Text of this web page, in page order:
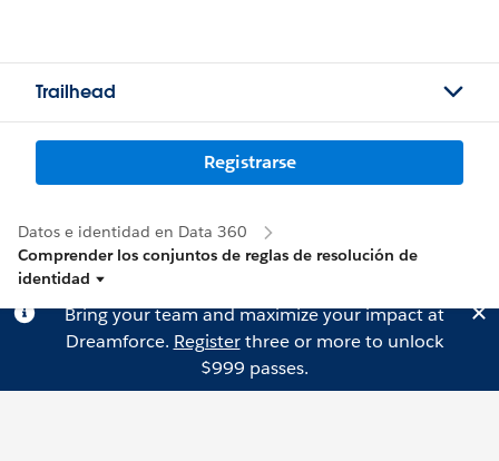
Trailhead
Registrarse
Datos e identidad en Data 360
Comprender los conjuntos de reglas de resolución de
identidad
Bring your team and maximize your impact at
Dreamforce. Registerthree or more to unlock
$999 passes.